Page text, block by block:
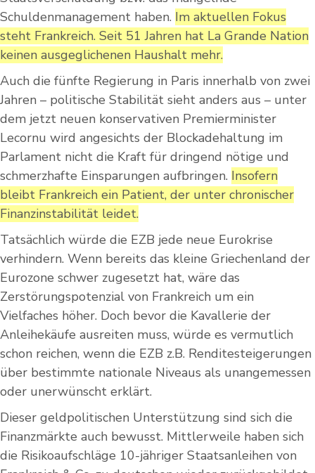
Schuldenmanagement haben. Im aktuellen Fokus
steht Frankreich. Seit 51 Jahren hat La Grande Nation
keinen ausgeglichenen Haushalt mehr.
Auch die fünfte Regierung in Paris innerhalb von zwei
Jahren – politische Stabilität sieht anders aus – unter
dem jetzt neuen konservativen Premierminister
Lecornu wird angesichts der Blockadehaltung im
Parlament nicht die Kraft für dringend nötige und
schmerzhafte Einsparungen aufbringen. Insofern
bleibt Frankreich ein Patient, der unter chronischer
Finanzinstabilität leidet.
Tatsächlich würde die EZB jede neue Eurokrise
verhindern. Wenn bereits das kleine Griechenland der
Eurozone schwer zugesetzt hat, wäre das
Zerstörungspotenzial von Frankreich um ein
Vielfaches höher. Doch bevor die Kavallerie der
Anleihekäufe ausreiten muss, würde es vermutlich
schon reichen, wenn die EZB z.B. Renditesteigerungen
über bestimmte nationale Niveaus als unangemessen
oder unerwünscht erklärt.
Dieser geldpolitischen Unterstützung sind sich die
Finanzmärkte auch bewusst. Mittlerweile haben sich
die Risikoaufschläge 10-jähriger Staatsanleihen von